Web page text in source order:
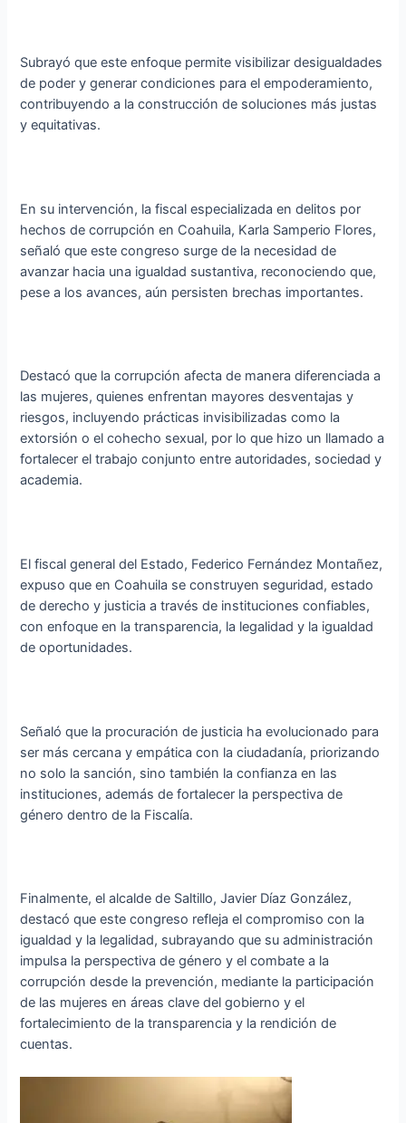
Subrayó que este enfoque permite visibilizar desigualdades
de poder y generar condiciones para el empoderamiento,
contribuyendo a la construcción de soluciones más justas
y equitativas.
En su intervención, la fiscal especializada en delitos por
hechos de corrupción en Coahuila, Karla Samperio Flores,
señaló que este congreso surge de la necesidad de
avanzar hacia una igualdad sustantiva, reconociendo que,
pese a los avances, aún persisten brechas importantes.
Destacó que la corrupción afecta de manera diferenciada a
las mujeres, quienes enfrentan mayores desventajas y
riesgos, incluyendo prácticas invisibilizadas como la
extorsión o el cohecho sexual, por lo que hizo un llamado a
fortalecer el trabajo conjunto entre autoridades, sociedad y
academia.
El fiscal general del Estado, Federico Fernández Montañez,
expuso que en Coahuila se construyen seguridad, estado
de derecho y justicia a través de instituciones confiables,
con enfoque en la transparencia, la legalidad y la igualdad
de oportunidades.
Señaló que la procuración de justicia ha evolucionado para
ser más cercana y empática con la ciudadanía, priorizando
no solo la sanción, sino también la confianza en las
instituciones, además de fortalecer la perspectiva de
género dentro de la Fiscalía.
Finalmente, el alcalde de Saltillo, Javier Díaz González,
destacó que este congreso refleja el compromiso con la
igualdad y la legalidad, subrayando que su administración
impulsa la perspectiva de género y el combate a la
corrupción desde la prevención, mediante la participación
de las mujeres en áreas clave del gobierno y el
fortalecimiento de la transparencia y la rendición de
cuentas.